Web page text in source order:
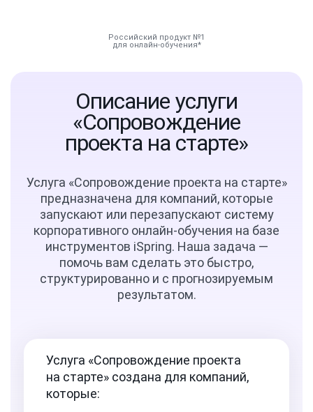
Российский продукт №1
для онлайн-обучения
Компания
База знаний
Задать вопрос
Проконсультироваться
Описание услуги
«Сопровождение
проекта на старте»
Услуга «Сопровождение проекта на старте»
предназначена для компаний, которые
запускают или перезапускают систему
корпоративного онлайн‑обучения на базе
инструментов iSpring. Наша задача —
помочь вам сделать это быстро,
структурированно и с прогнозируемым
результатом.
Услуга «Сопровождение проекта
на старте» создана для компаний,
которые: